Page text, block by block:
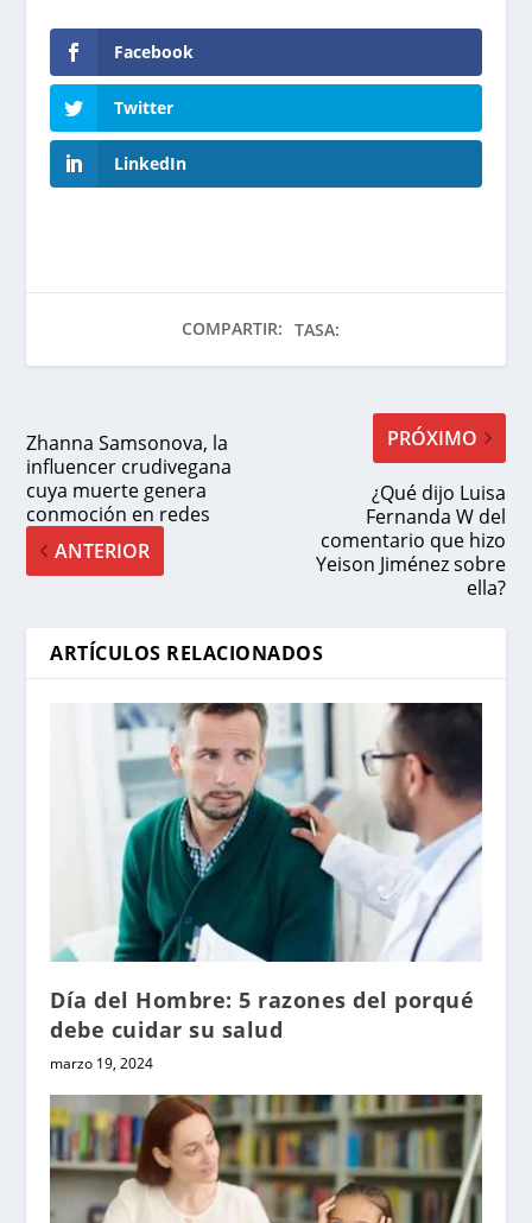
Facebook
Twitter
LinkedIn
COMPARTIR: TASA:
Zhanna Samsonova, la
influencer crudivegana
cuya muerte genera
conmoción en redes
ANTERIOR
PRÓXIMO
¿Qué dijo Luisa
Fernanda W del
comentario que hizo
Yeison Jiménez sobre
ella?
ARTÍCULOS RELACIONADOS
Día del Hombre: 5 razones del porqué
debe cuidar su salud
marzo 19, 2024